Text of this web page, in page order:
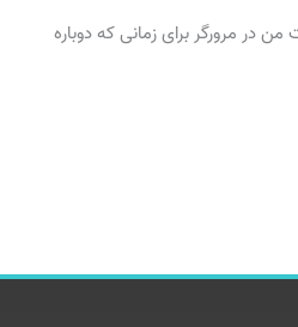
در مرورگر برای زمانی که دوباره